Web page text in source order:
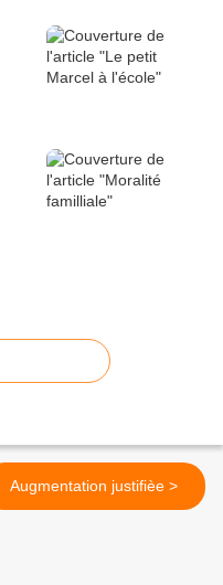
Augmentation justifièe >